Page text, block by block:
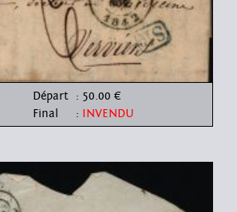
Départ : 50.00 €
Final
: INVENDU